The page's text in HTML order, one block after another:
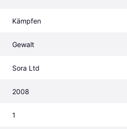
Kämpfen
Gewalt
Sora Ltd
2008
1